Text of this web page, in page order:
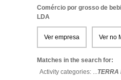
Comércio por grosso de
LDA
Ver empresa Ver no
Matches in the search for:
Activity categories: ...TERRA